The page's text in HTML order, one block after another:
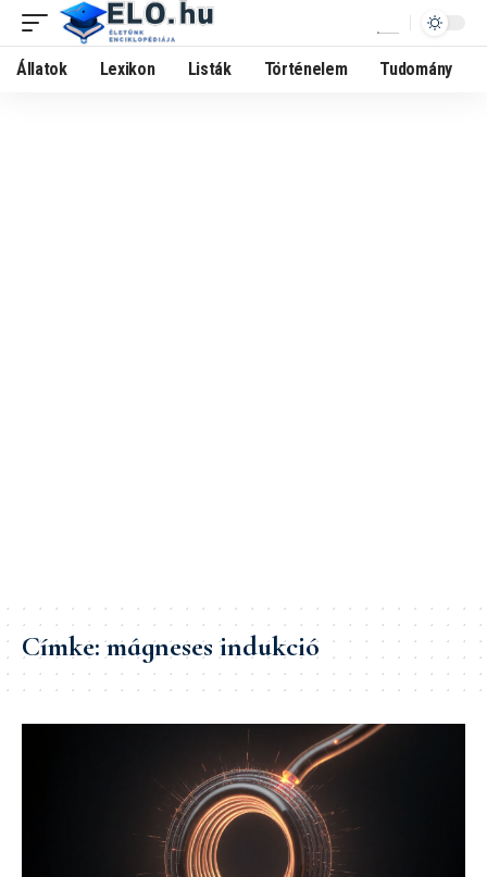
Állatok Lexikon Listák Történelem Tudomány
Címke:mágneses indukció